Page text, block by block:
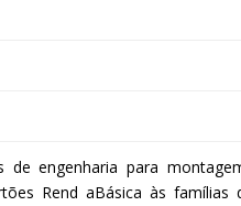
de engenharia para
Rend aBásica às famílias